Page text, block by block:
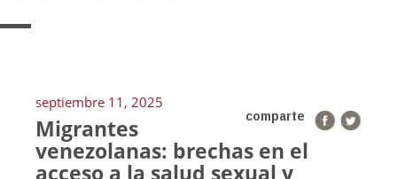
septiembre 11, 2025
comparte
Migrantes
venezolanas: brechas en el
acceso a la salud sexual y